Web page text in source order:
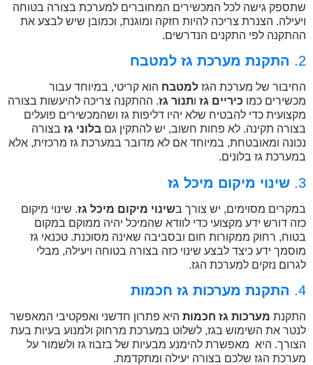
שתספק גישה לכל המכשירים המחוברים למערכת בצורה בטוחה
ויעילה. הצנרת צריכה להיות חזקה ומוגנת, וכמובן שיש לבצע את
ההתקנה לפי התקנים הנדרשים.
2. התקנת מערכת גז למטבח
החיבור של מערכת הגז למטבח הוא קריטי, במיוחד עבור
מכשירים כמו כיריים גז ותנור גז. ההתקנה צריכה להיעשות בצורה
מקצועית כדי להבטיח שלא יהיו דליפות גז ושהמכשירים פועלים
בצורה תקינה. לא פחות חשוב, יש להתקין גם בלוני גז בצורה
נכונה ומאובטחת, במיוחד אם לא מדובר במערכת גז מרכזית, אלא
במערכת גז בלונים.
3. שינוי מיקום מיכל גז
במקרים מסוימים, יש צורך בשינוי מיקום מיכל גז. שינוי מיקום
כזה דורש ידע מקצועי כדי לוודא שהמיכל יהיה ממוקם במקום
בטוח, רחוק ממקורות חום ובסביבה שאינה מסוכנת. טכנאי גז
מוסמך ידע כיצד לבצע שינוי כזה בצורה בטוחה ויעילה, מבלי
לגרום נזקים למערכת הגז.
4. התקנת מערכות גז חכמות
התקנת מערכות גז חכמות היא פתרון חדשני ואפקטיבי המאפשר
לנטר את השימוש בגז, לשלוט במערכת מרחוק ולמנוע בעיות בעת
הצורך. היא מאפשרת להימנע מבעיות של בזבוז גז ולשמור על
מערכת הגז שלכם בצורה יעילה ומתקדמת.